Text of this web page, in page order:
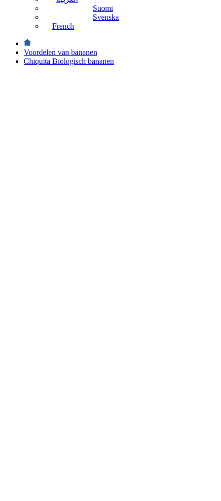
Suomi
Svenska
French
Voordelen van bananen
Chiquita Biologisch bananen